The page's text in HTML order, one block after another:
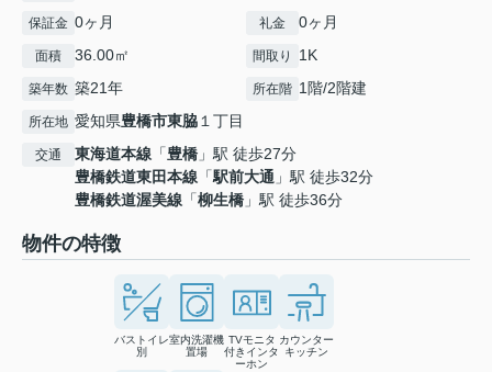
保証金 0ヶ月 礼金 0ヶ月
面積 36.00㎡ 間取り 1K
築年数 築21年 所在階 1階/2階建
所在地 愛知県豊橋市東脇１丁目
交通 東海道本線 「豊橋 」駅 徒歩27分
豊橋鉄道東田本線 「駅前大通 」駅 徒歩32分
豊橋鉄道渥美線 「柳生橋 」駅 徒歩36分
物件の特徴
バストイレ
別
室内洗濯機
置場
TVモニタ
付きインタ
ーホン
カウンター
キッチン